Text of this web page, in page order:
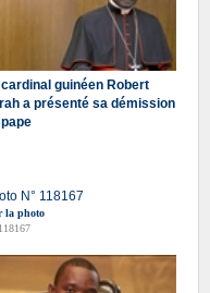
cardinal guinéen Robert
a présenté sa démission
N° 118167
la photo